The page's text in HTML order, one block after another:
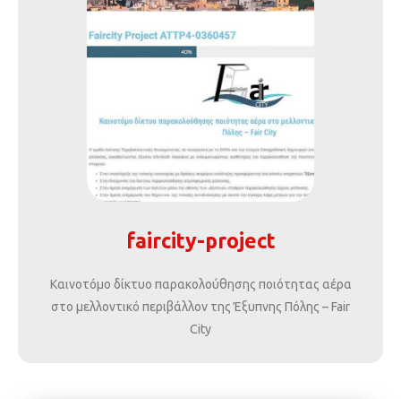
faircity-project
Καινοτόμο δίκτυο παρακολούθησης ποιότητας αέρα
στο μελλοντικό περιβάλλον της Έξυπνης Πόλης – Fair
City